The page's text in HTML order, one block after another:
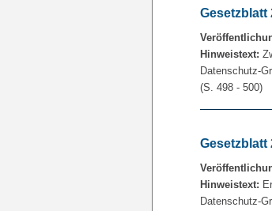
Gesetzblatt
Hinweistext:
Datenschutz-
(S. 498 - 500)
Gesetzblatt
Hinweistext:
Datenschutz-